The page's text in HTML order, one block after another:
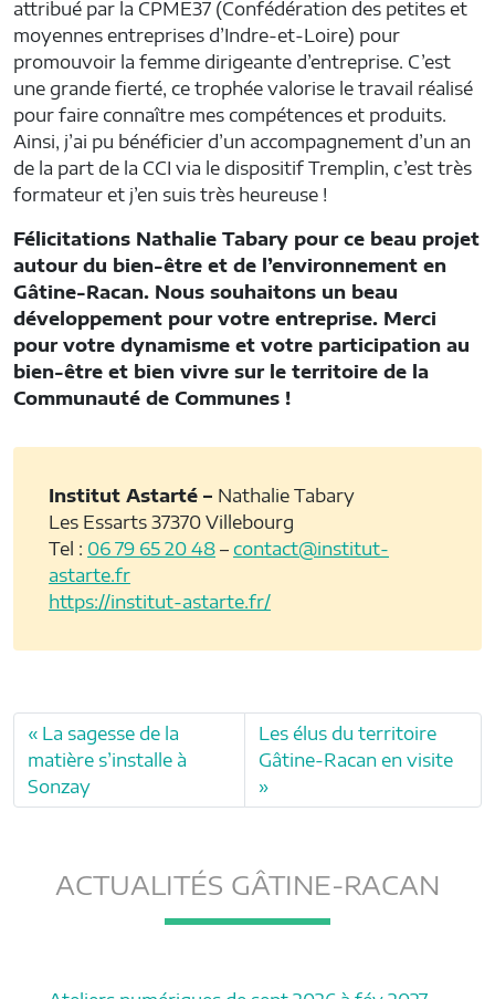
attribué par la CPME37 (Confédération des petites et
moyennes entreprises d’Indre-et-Loire) pour
promouvoir la femme dirigeante d’entreprise. C’est
une grande fierté, ce trophée valorise le travail réalisé
pour faire connaître mes compétences et produits.
Ainsi, j’ai pu bénéficier d’un accompagnement d’un an
de la part de la CCI via le dispositif Tremplin, c’est très
formateur et j’en suis très heureuse !
Félicitations Nathalie Tabary pour ce beau projet
autour du bien-être et de l’environnement en
Gâtine-Racan. Nous souhaitons un beau
développement pour votre entreprise. Merci
pour votre dynamisme et votre participation au
bien-être et bien vivre sur le territoire de la
Communauté de Communes !
Institut Astarté – Nathalie Tabary
Les Essarts 37370 Villebourg
Tel : 06 79 65 20 48 – contact@institut-
astarte.fr
https://institut-astarte.fr/
La sagesse de la
matière s’installe à
Sonzay
Les élus du territoire
Gâtine-Racan en visite
ACTUALITÉS GÂTINE-RACAN